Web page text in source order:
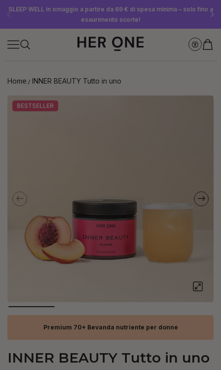
SLEEP WELL in omaggio a partire da 69 € di spesa minima – solo fino a
esaurimento scorte!
Iscriviti subito alla newsletter e ricevi un buono da 10 €
Risparmia fino al 30% con Subscriptions nostri Subscriptions
Home INNER BEAUTY Tutto in uno
BESTSELLER
Premium 70+ Bevanda nutriente per donne
INNER BEAUTY Tutto in uno